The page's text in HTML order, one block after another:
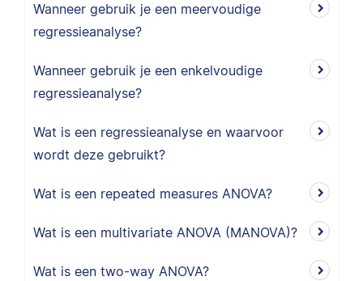
Wanneer gebruik je een meervoudige
regressieanalyse?
Wanneer gebruik je een enkelvoudige
regressieanalyse?
Wat is een regressieanalyse en waarvoor
wordt deze gebruikt?
Wat is een repeated measures ANOVA?
Wat is een multivariate ANOVA (MANOVA)?
Wat is een two-way ANOVA?